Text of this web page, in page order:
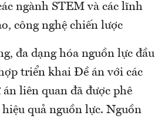
ngành STEM và các lĩnh
công nghệ chiến lược
đa dạng hóa nguồn lực đầu
triển khai Đề án với các
liên quan đã được phê
hiệu quả nguồn lực. Nguồn